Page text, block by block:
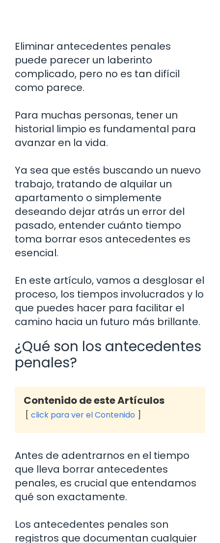
Eliminar antecedentes penales
puede parecer un laberinto
complicado, pero no es tan difícil
como parece.
Para muchas personas, tener un
historial limpio es fundamental para
avanzar en la vida.
Ya sea que estés buscando un nuevo
trabajo, tratando de alquilar un
apartamento o simplemente
deseando dejar atrás un error del
pasado, entender cuánto tiempo
toma borrar esos antecedentes es
esencial.
En este artículo, vamos a desglosar el
proceso, los tiempos involucrados y lo
que puedes hacer para facilitar el
camino hacia un futuro más brillante.
¿Qué son los antecedentes
penales?
Contenido de este Artículos
click para ver el Contenido
Antes de adentrarnos en el tiempo
que lleva borrar antecedentes
penales, es crucial que entendamos
qué son exactamente.
Los antecedentes penales son
registros que documentan cualquier